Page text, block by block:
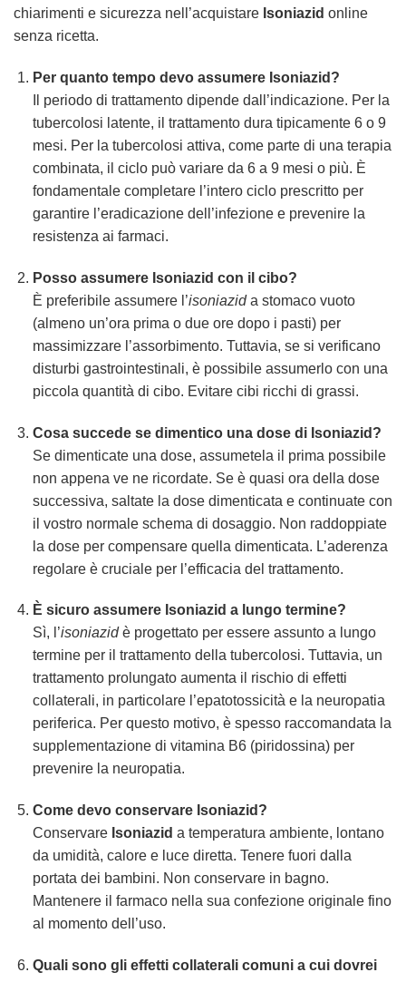
chiarimenti e sicurezza nell’acquistare Isoniazid online
senza ricetta.
Per quanto tempo devo assumere Isoniazid ?
Il periodo di trattamento dipende dall’indicazione. Per la
tubercolosi latente, il trattamento dura tipicamente 6 o 9
mesi. Per la tubercolosi attiva, come parte di una terapia
combinata, il ciclo può variare da 6 a 9 mesi o più. È
fondamentale completare l’intero ciclo prescritto per
garantire l’eradicazione dell’infezione e prevenire la
resistenza ai farmaci.
Posso assumere Isoniazid con il cibo?
È preferibile assumere l’isoniazida stomaco vuoto
(almeno un’ora prima o due ore dopo i pasti) per
massimizzare l’assorbimento. Tuttavia, se si verificano
disturbi gastrointestinali, è possibile assumerlo con una
piccola quantità di cibo. Evitare cibi ricchi di grassi.
Cosa succede se dimentico una dose di Isoniazid ?
Se dimenticate una dose, assumetela il prima possibile
non appena ve ne ricordate. Se è quasi ora della dose
successiva, saltate la dose dimenticata e continuate con
il vostro normale schema di dosaggio. Non raddoppiate
la dose per compensare quella dimenticata. L’aderenza
regolare è cruciale per l’efficacia del trattamento.
È sicuro assumere Isoniazid a lungo termine?
Sì, l’isoniazidè progettato per essere assunto a lungo
termine per il trattamento della tubercolosi. Tuttavia, un
trattamento prolungato aumenta il rischio di effetti
collaterali, in particolare l’epatotossicità e la neuropatia
periferica. Per questo motivo, è spesso raccomandata la
supplementazione di vitamina B6 (piridossina) per
prevenire la neuropatia.
Come devo conservare Isoniazid ?
Conservare Isoniazid a temperatura ambiente, lontano
da umidità, calore e luce diretta. Tenere fuori dalla
portata dei bambini. Non conservare in bagno.
Mantenere il farmaco nella sua confezione originale fino
al momento dell’uso.
Quali sono gli effetti collaterali comuni a cui dovrei